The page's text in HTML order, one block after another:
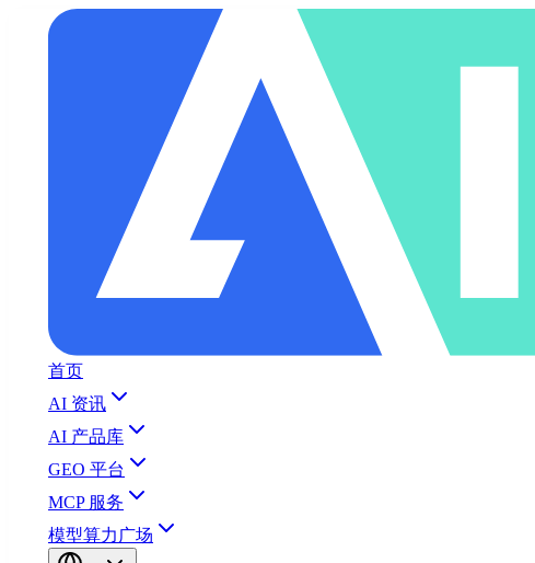
首页
AI 资讯
AI 产品库
GEO 平台
MCP 服务
模型算力广场